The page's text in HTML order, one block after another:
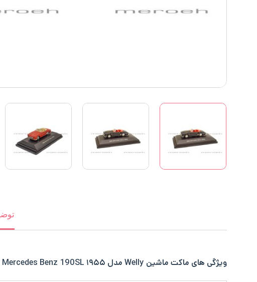
ویژگی های ماکت ماشین Welly مدل ۱۹۵۵ Mercedes Benz 190SL در یک نگاه: